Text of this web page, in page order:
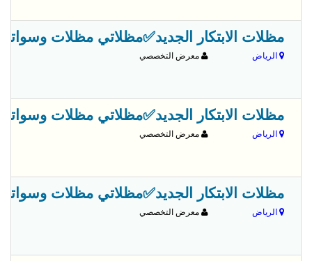
مظلات الابتكار الجديد✅مظلاتي مظلات وسواترالاختيارالاول 0500559613,مظلات
الرياض معرض التخصصي
مظلات الابتكار الجديد✅مظلاتي مظلات وسواترالاختيارالاول 0500559613,مظلات
الرياض معرض التخصصي
مظلات الابتكار الجديد✅مظلاتي مظلات وسواترالاختيارالاول 0500559613,مظلات
الرياض معرض التخصصي